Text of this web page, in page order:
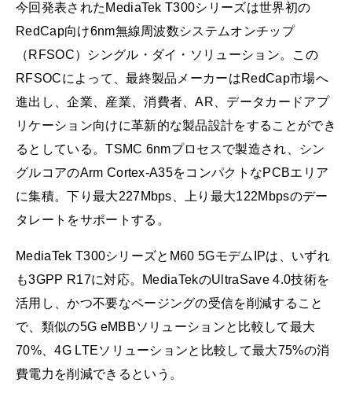
今回発表されたMediaTek T300シリーズは世界初の
RedCap向け6nm無線周波数システムオンチップ
（RFSOC）シングル・ダイ・ソリューション。この
RFSOCによって、最終製品メーカーはRedCap市場へ
進出し、企業、産業、消費者、AR、データカードアプ
リケーション向けに革新的な製品設計をすることができ
るとしている。TSMC 6nmプロセスで製造され、シン
グルコアのArm Cortex-A35をコンパクトなPCBエリア
に集積。下り最大227Mbps、上り最大122Mbpsのデー
タレートをサポートする。
MediaTek T300シリーズとM60 5GモデムIPは、いずれ
も3GPP R17に対応。MediaTekのUltraSave 4.0技術を
活用し、かつ不要なページングの受信を削減すること
で、類似の5G eMBBソリューションと比較して最大
70%、4G LTEソリューションと比較して最大75%の消
費電力を削減できるという。